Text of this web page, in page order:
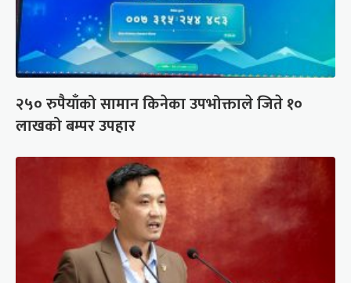
२५० रुपैयाँको सामान किनेका उपभोक्ताले जिते १०
लाखको बम्पर उपहार